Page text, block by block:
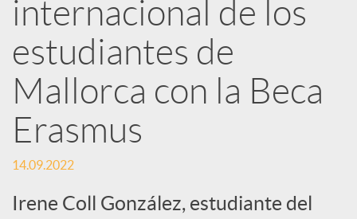
e
s
S
o
internacional de los
estudiantes de
Mallorca con la Beca
Erasmus
14.09.2022
Irene Coll González, estudiante del